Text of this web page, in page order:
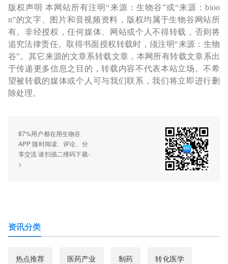
版权声明 本网站所有注明“来源：生物谷”或“来源：bioo
n”的文字、图片和音视频资料，版权均属于生物谷网站所
有。非经授权，任何媒体、网站或个人不得转载，否则将
追究法律责任。取得书面授权转载时，须注明“来源：生物
谷”。其它来源的文章系转载文章，本网所有转载文章系出
于传递更多信息之目的，转载内容不代表本站立场。不希
望被转载的媒体或个人可与我们联系，我们将立即进行删
除处理。
87%用户都在用生物谷
APP 随时阅读、评论、分
享交流 请扫描二维码下载-
>
资讯分类
热点推荐 医药产业 制药 转化医学